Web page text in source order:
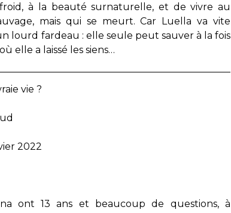
à la beauté surnaturelle, et de vivre au
mais qui se meurt. Car Luella va vite
lourd fardeau : elle seule peut sauver à la fois
elle a laissé les siens…
vie ?
2022
ont 13 ans et beaucoup de questions, à